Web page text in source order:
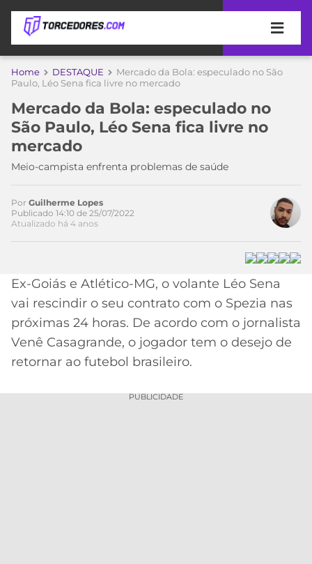
APOSTAS
DE
APOSTA
MELHORES
SITES
APOSTAS
2026
PROMOCIONAL
BETBOOM
CÓDIGO
DE
INDICAÇÃO
COPA
DO
MUNDO
TIMES
MEU
PALMEIRAS
CORINTHIANS
CAMPEONATOS
BRASILEIRÃO
SÉRIE
A
LIBERTADORES
MÍDIA
ESPORTIVA
MERCADO
DA
BOLA
Home DESTAQUE
Mercado da Bola: especulado no São
Paulo, Léo Sena fica livre no mercado
Mercado da Bola: especulado no
São Paulo, Léo Sena fica livre no
mercado
Meio-campista enfrenta problemas de saúde
Acesse o perfil do autor
no Twitter
Por Guilherme Lopes
Publicado 14:10 de 25/07/2022
Atualizado há 4 anos
Ex-Goiás e Atlético-MG, o volante Léo Sena
vai rescindir o seu contrato com o Spezia nas
próximas 24 horas. De acordo com o jornalista
Venê Casagrande, o jogador tem o desejo de
retornar ao futebol brasileiro.
PUBLICIDADE